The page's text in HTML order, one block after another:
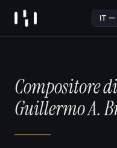
Skip to content
Compositore
Guillermo A.